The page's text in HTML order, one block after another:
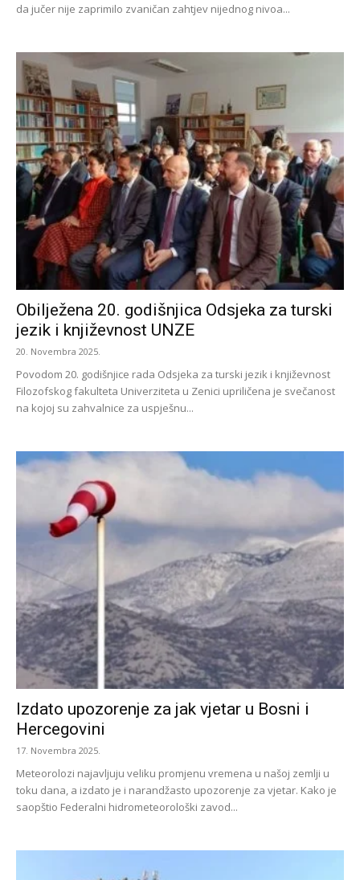
da jučer nije zaprimilo zvaničan zahtjev nijednog nivoa...
Obilježena 20. godišnjica Odsjeka za turski
jezik i književnost UNZE
20. Novembra 2025.
Povodom 20. godišnjice rada Odsjeka za turski jezik i književnost
Filozofskog fakulteta Univerziteta u Zenici upriličena je svečanost
na kojoj su zahvalnice za uspješnu...
Izdato upozorenje za jak vjetar u Bosni i
Hercegovini
17. Novembra 2025.
Meteorolozi najavljuju veliku promjenu vremena u našoj zemlji u
toku dana, a izdato je i narandžasto upozorenje za vjetar. Kako je
saopštio Federalni hidrometeorološki zavod...